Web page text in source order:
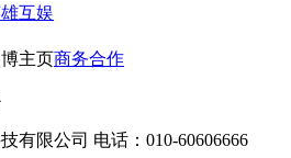
互娱
主页商务合作
有限公司 电话：010-60606666